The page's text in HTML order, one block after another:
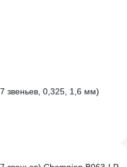
звеньев, 0,325, 1,6 мм)